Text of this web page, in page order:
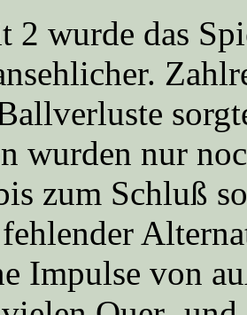
2 wurde das
wurden nur
zum Schluß
Impulse von